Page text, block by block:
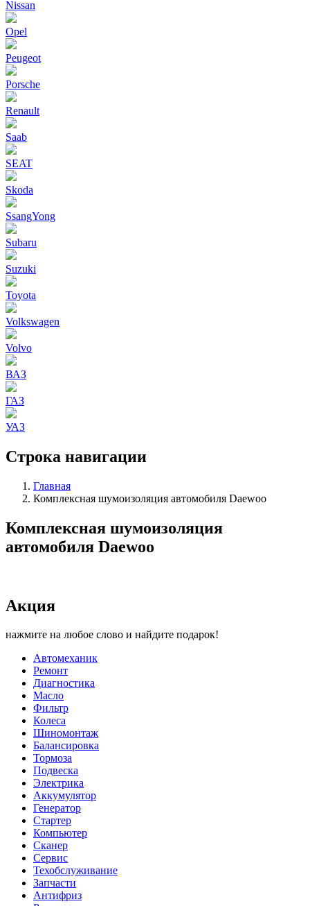
Nissan
Opel
Peugeot
Porsche
Renault
Saab
SEAT
Skoda
SsangYong
Subaru
Suzuki
Toyota
Volkswagen
Volvo
ВАЗ
ГАЗ
УАЗ
Строка навигации
Главная
Комплексная шумоизоляция автомобиля Daewoo
Комплексная шумоизоляция
автомобиля Daewoo
Акция
нажмите на любое слово и найдите подарок!
Автомеханик
Ремонт
Диагностика
Масло
Фильтр
Колеса
Шиномонтаж
Балансировка
Тормоза
Подвеска
Электрика
Аккумулятор
Генератор
Стартер
Компьютер
Сканер
Сервис
Техобслуживание
Запчасти
Антифриз